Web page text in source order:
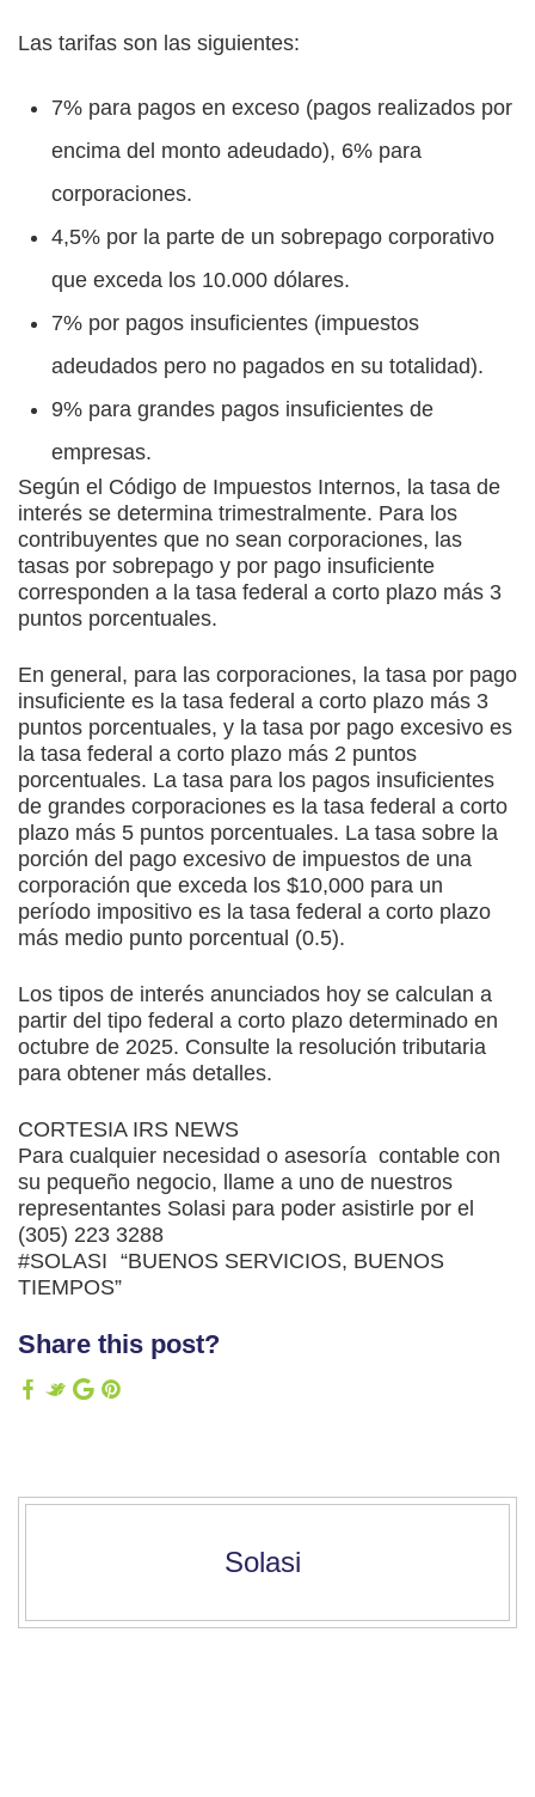
Las tarifas son las siguientes:
7% para pagos en exceso (pagos realizados por
encima del monto adeudado), 6% para
corporaciones.
4,5% por la parte de un sobrepago corporativo
que exceda los 10.000 dólares.
7% por pagos insuficientes (impuestos
adeudados pero no pagados en su totalidad).
9% para grandes pagos insuficientes de
empresas.
Según el Código de Impuestos Internos, la tasa de
interés se determina trimestralmente. Para los
contribuyentes que no sean corporaciones, las
tasas por sobrepago y por pago insuficiente
corresponden a la tasa federal a corto plazo más 3
puntos porcentuales.
En general, para las corporaciones, la tasa por pago
insuficiente es la tasa federal a corto plazo más 3
puntos porcentuales, y la tasa por pago excesivo es
la tasa federal a corto plazo más 2 puntos
porcentuales. La tasa para los pagos insuficientes
de grandes corporaciones es la tasa federal a corto
plazo más 5 puntos porcentuales. La tasa sobre la
porción del pago excesivo de impuestos de una
corporación que exceda los $10,000 para un
período impositivo es la tasa federal a corto plazo
más medio punto porcentual (0.5).
Los tipos de interés anunciados hoy se calculan a
partir del tipo federal a corto plazo determinado en
octubre de 2025. Consulte la resolución tributaria
para obtener más detalles.
CORTESIA IRS NEWS
Para cualquier necesidad o asesoría contable con
su pequeño negocio, llame a uno de nuestros
representantes Solasi para poder asistirle por el
(305) 223 3288
#SOLASI “BUENOS SERVICIOS, BUENOS
TIEMPOS”
Share this post?
Solasi